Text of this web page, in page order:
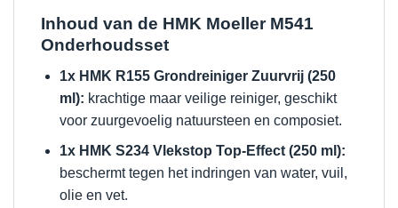
Inhoud van de HMK Moeller M541
Onderhoudsset
1x HMK R155 Grondreiniger Zuurvrij (250
ml): krachtige maar veilige reiniger, geschikt
voor zuurgevoelig natuursteen en composiet.
1x HMK S234 Vlekstop Top-Effect (250 ml):
beschermt tegen het indringen van water, vuil,
olie en vet.